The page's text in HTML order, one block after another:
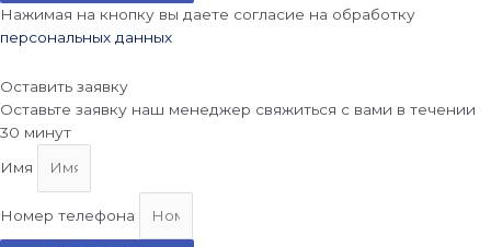
Нажимая на кнопку вы даете согласие на обработку
персональных данных
Оставить заявку
Оставьте заявку наш менеджер свяжиться с вами в течении
30 минут
Имя
Номер телефона